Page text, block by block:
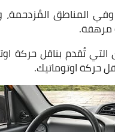
المناطق المُزدحمة،
مرهقة.
تُقدم بناقل حركة
حركة اوتوماتيك.